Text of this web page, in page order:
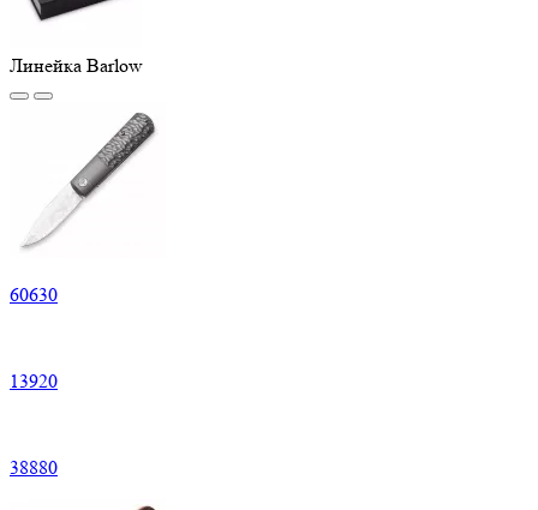
Линейка Barlow
60630
13920
38880